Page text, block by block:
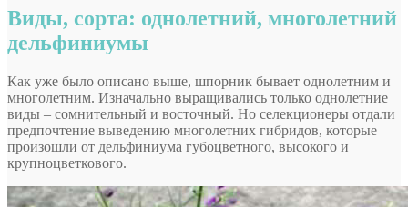
Виды, сорта: однолетний, многолетний
дельфиниумы
Как уже было описано выше, шпорник бывает однолетним и
многолетним. Изначально выращивались только однолетние
виды – сомнительный и восточный. Но селекционеры отдали
предпочтение выведению многолетних гибридов, которые
произошли от дельфиниума губоцветного, высокого и
крупноцветкового.